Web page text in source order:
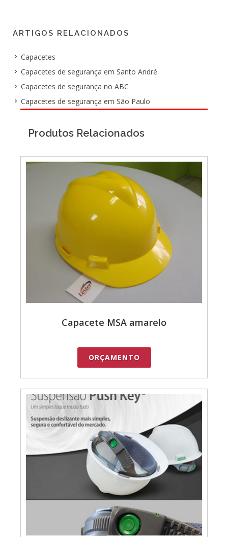
ARTIGOS RELACIONADOS
Capacetes
Capacetes de segurança em Santo André
Capacetes de segurança no ABC
Capacetes de segurança em São Paulo
Produtos Relacionados
Capacete MSA amarelo
ORÇAMENTO